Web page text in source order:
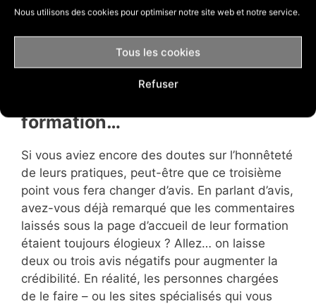
Nous utilisons des cookies pour optimiser notre site web et notre service.
Tous les cookies
Refuser
Essayer Shopify gratuitement pendant 14
jours
formation…
Si vous aviez encore des doutes sur l’honnêteté
de leurs pratiques, peut-être que ce troisième
point vous fera changer d’avis. En parlant d’avis,
avez-vous déjà remarqué que les commentaires
laissés sous la page d’accueil de leur formation
étaient toujours élogieux ? Allez… on laisse
deux ou trois avis négatifs pour augmenter la
crédibilité. En réalité, les personnes chargées
de le faire – ou les sites spécialisés qui vous